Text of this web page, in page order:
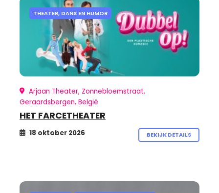
THEATER, DANS EN HUMOR
Arjaan Theater, Zonnebloemstraat,
Geraardsbergen, België
HET FARCETHEATER
18 oktober 2026 BEKIJK DETAILS